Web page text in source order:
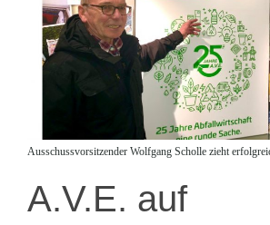
Ausschussvorsitzender Wolfgang Scholle zieht
A.V.E. auf